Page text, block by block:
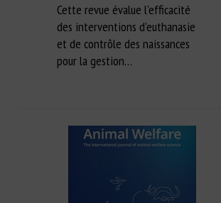
Cette revue évalue l'efficacité
des interventions d'euthanasie
et de contrôle des naissances
pour la gestion…